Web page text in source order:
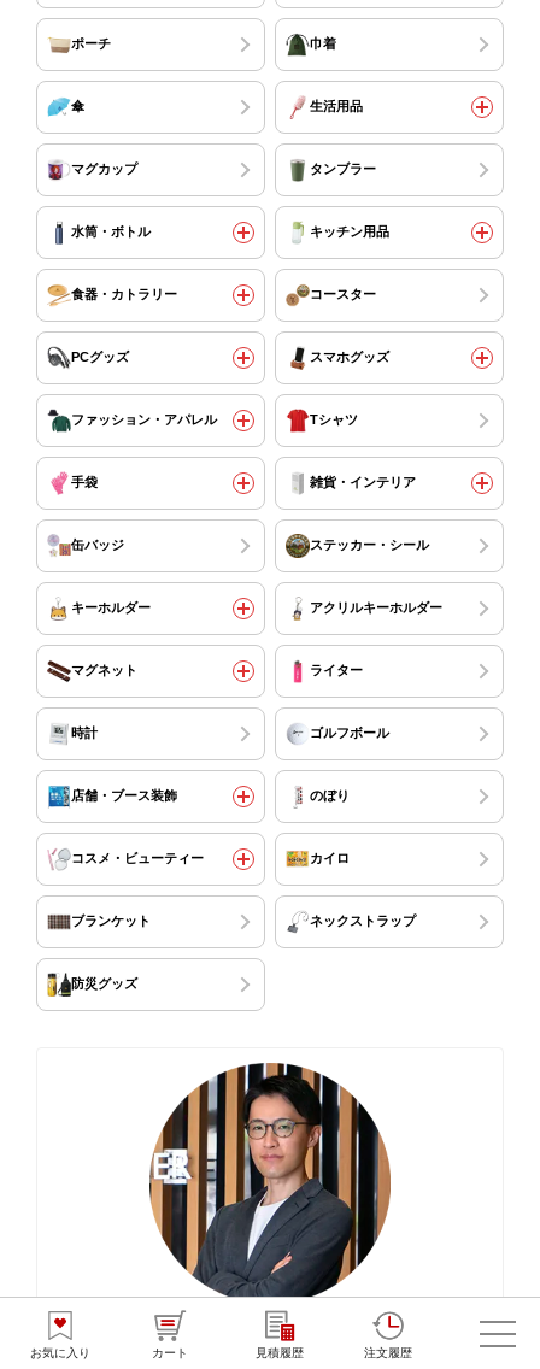
お気に入り カート 見積履歴 注文履歴
ポーチ 巾着
傘 生活用品
マグカップ タンブラー
水筒・ボトル キッチン用品
食器・カトラリー コースター
PCグッズ スマホグッズ
ファッション・アパレル Tシャツ
手袋 雑貨・インテリア
缶バッジ ステッカー・シール
キーホルダー アクリルキーホルダー
マグネット ライター
時計 ゴルフボール
店舗・ブース装飾 のぼり
コスメ・ビューティー カイロ
ブランケット ネックストラップ
防災グッズ
ノベルティの監修者
尾山正悟